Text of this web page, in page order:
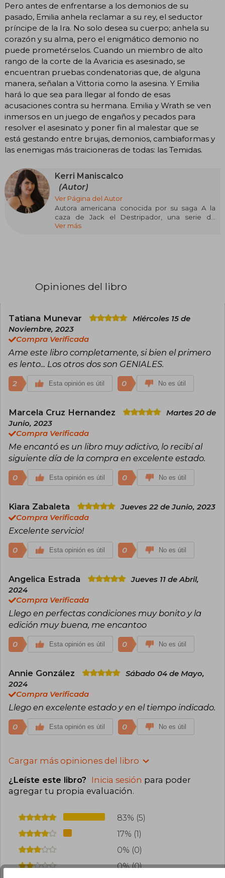
Pero antes de enfrentarse a los demonios de su
pasado, Emilia anhela reclamar a su rey, el seductor
príncipe de la Ira. No solo desea su cuerpo; anhela su
corazón y su alma, pero el enigmático demonio no
puede prometérselos. Cuando un miembro de alto
rango de la corte de la Avaricia es asesinado, se
encuentran pruebas condenatorias que, de alguna
manera, señalan a Vittoria como la asesina. Y Emilia
hará lo que sea para llegar al fondo de esas
acusaciones contra su hermana. Emilia y Wrath se ven
inmersos en un juego de engaños y pecados para
resolver el asesinato y poner fin al malestar que se
está gestando entre brujas, demonios, cambiaformas y
las enemigas más traicioneras de todas: las Temidas.
Kerri Maniscalco
(Autor)
Ver Página del Autor
Autora americana conocida por su saga A la
caza de Jack el Destripador, una serie de
thrillers góticos.
criminal y ciencia, considerando formarse como
Su primera obra, A la caza de Jack el
Destripador, fue publicada en 2016, dando
comienzo así a una serie bajo el mismo nombre
que cosechó gran éxito. También muy popular
fue su serie El reino de los malditos, conformada
del infierno y El ascenso de las Temidas.
Ver más
Opiniones del libro
Tatiana Munevar
Miércoles 15 de
Noviembre, 2023
Compra Verificada
Ame este libro completamente, si bien el primero
es lento... Los otros dos son GENIALES.
2 Esta opinión es útil 0 No es útil
Marcela Cruz Hernandez
Martes 20 de
Junio, 2023
Compra Verificada
Me encantó es un libro muy adictivo, lo recibí al
siguiente día de la compra en excelente estado.
0 Esta opinión es útil 0 No es útil
Kiara Zabaleta
Jueves 22 de Junio, 2023
Compra Verificada
Excelente servicio!
0 Esta opinión es útil 0 No es útil
Angelica Estrada
Jueves 11 de Abril,
2024
Compra Verificada
Llego en perfectas condiciones muy bonito y la
edición muy buena, me encantoo
0 Esta opinión es útil 0 No es útil
Annie González
Sábado 04 de Mayo,
2024
Compra Verificada
Llego en excelente estado y en el tiempo indicado.
0 Esta opinión es útil 0 No es útil
Cargar más opiniones del libro
¿Leíste este libro? Inicia sesión para poder
agregar tu propia evaluación.
83% (5)
17% (1)
0% (0)
0% (0)